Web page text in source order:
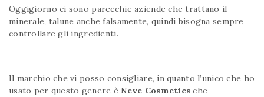
Oggigiorno ci sono parecchie aziende che trattano il
minerale, talune anche falsamente, quindi bisogna sempre
controllare gli ingredienti.
Il marchio che vi posso consigliare, in quanto l’unico che ho
usato per questo genere èNeve Cosmetics che